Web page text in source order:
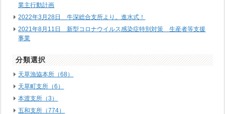
業主行動計画
2022年3月28日 牛深総合支所より。進水式！
2021年8月11日 新型コロナウイルス感染症特別対策 生産者等支援
事業
分類選択
天草漁協本所（68）
天草町支所（6）
本渡支所（3）
五和支所（774）